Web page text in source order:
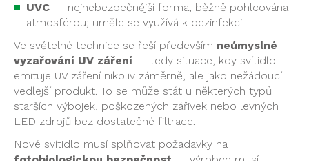
UVC — nejnebezpečnější forma, běžně pohlcována
atmosférou; uměle se využívá k dezinfekci.
Ve světelné technice se řeší především neúmyslné
vyzařování UV záření — tedy situace, kdy svítidlo
emituje UV záření nikoliv záměrně, ale jako nežádoucí
vedlejší produkt. To se může stát u některých typů
starších výbojek, poškozených zářivek nebo levných
LED zdrojů bez dostatečné filtrace.
Nové svítidlo musí splňovat požadavky na